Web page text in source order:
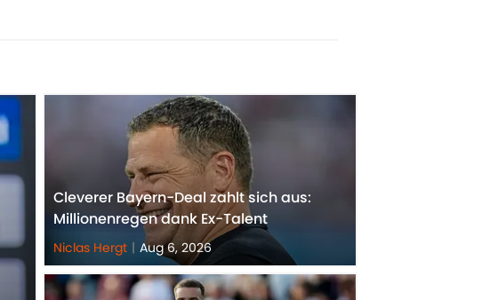
Cleverer Bayern-Deal zahlt sich aus:
Millionenregen dank Ex-Talent
Niclas Hergt | Aug 6, 2026